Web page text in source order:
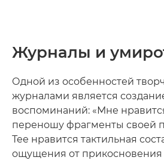
Журналы и
Одной из особенностей
журналами является
воспоминаний: «Мне
переношу фрагменты своей
Тее нравится тактильная
ощущения от прикосновения